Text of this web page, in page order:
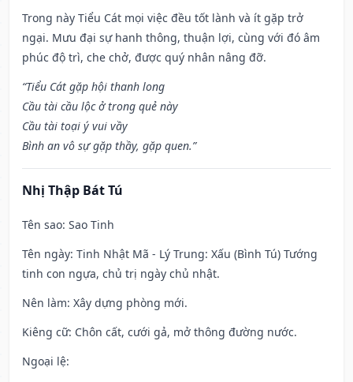
Trong này Tiểu Cát mọi việc đều tốt lành và ít gặp trở
ngại. Mưu đại sự hanh thông, thuận lợi, cùng với đó âm
phúc độ trì, che chở, được quý nhân nâng đỡ.
“Tiểu Cát gặp hội thanh long
Cầu tài cầu lộc ở trong quẻ này
Cầu tài toại ý vui vầy
Bình an vô sự gặp thầy, gặp quen.”
Nhị Thập Bát Tú
Tên sao: Sao Tinh
Tên ngày: Tinh Nhật Mã - Lý Trung: Xấu (Bình Tú) Tướng
tinh con ngựa, chủ trị ngày chủ nhật.
Nên làm: Xây dựng phòng mới.
Kiêng cữ: Chôn cất, cưới gả, mở thông đường nước.
Ngoại lệ: